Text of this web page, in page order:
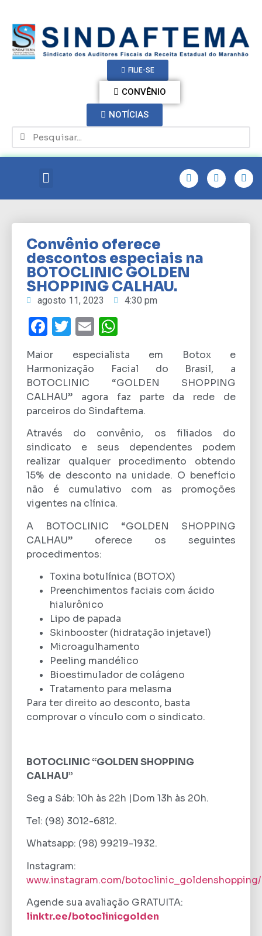
FILIE-SE
CONVÊNIO
NOTÍCIAS
Convênio oferece
descontos especiais na
BOTOCLINIC GOLDEN
SHOPPING CALHAU.
agosto 11, 2023 4:30 pm
Facebook
Twitter
Email
Maior especialista em Botox e
Harmonização Facial do Brasil, a
BOTOCLINIC “GOLDEN SHOPPING
CALHAU” agora faz parte da rede de
parceiros do Sindaftema.
Através do convênio, os filiados do
sindicato e seus dependentes podem
realizar qualquer procedimento obtendo
15% de desconto na unidade. O benefício
não é cumulativo com as promoções
vigentes na clínica.
A BOTOCLINIC “GOLDEN SHOPPING
CALHAU” oferece os seguintes
procedimentos:
Toxina botulínica (BOTOX)
Preenchimentos faciais com ácido
hialurônico
Lipo de papada
Skinbooster (hidratação injetavel)
Microagulhamento
Peeling mandélico
Bioestimulador de colágeno
Tratamento para melasma
Para ter direito ao desconto, basta
comprovar o vínculo com o sindicato.
BOTOCLINIC “GOLDEN SHOPPING
CALHAU”
Seg a Sáb: 10h às 22h |Dom 13h às 20h.
Tel: (98) 3012-6812.
Whatsapp: (98) 99219-1932.
Instagram:
www.instagram.com/botoclinic_goldenshopping/
Agende sua avaliação GRATUITA:
linktr.ee/botoclinicgolden